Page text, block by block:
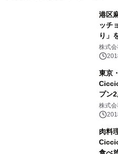
港区
ッチ
り」
場の
ト」
株式
東京
プン
べ放
を開
株式
肉料